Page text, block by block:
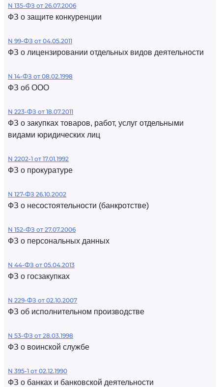
N 135-ФЗ от 26.07.2006
ФЗ о защите конкуренции
N 99-ФЗ от 04.05.2011
ФЗ о лицензировании отдельных видов деятельности
N 14-ФЗ от 08.02.1998
ФЗ об ООО
N 223-ФЗ от 18.07.2011
ФЗ о закупках товаров, работ, услуг отдельными
видами юридических лиц
N 2202-1 от 17.01.1992
ФЗ о прокуратуре
N 127-ФЗ 26.10.2002
ФЗ о несостоятельности (банкротстве)
N 152-ФЗ от 27.07.2006
ФЗ о персональных данных
N 44-ФЗ от 05.04.2013
ФЗ о госзакупках
N 229-ФЗ от 02.10.2007
ФЗ об исполнительном производстве
N 53-ФЗ от 28.03.1998
ФЗ о воинской службе
N 395-1 от 02.12.1990
ФЗ о банках и банковской деятельности